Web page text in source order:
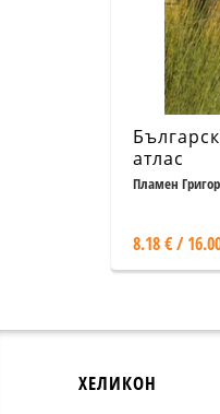
атлас
Пламен
8.18 € /
ХЕЛИКОН